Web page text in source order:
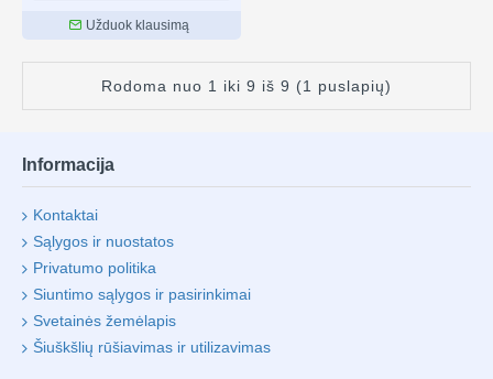
Užduok klausimą
Rodoma nuo 1 iki 9 iš 9 (1 puslapių)
Informacija
Kontaktai
Sąlygos ir nuostatos
Privatumo politika
Siuntimo sąlygos ir pasirinkimai
Svetainės žemėlapis
Šiuškšlių rūšiavimas ir utilizavimas